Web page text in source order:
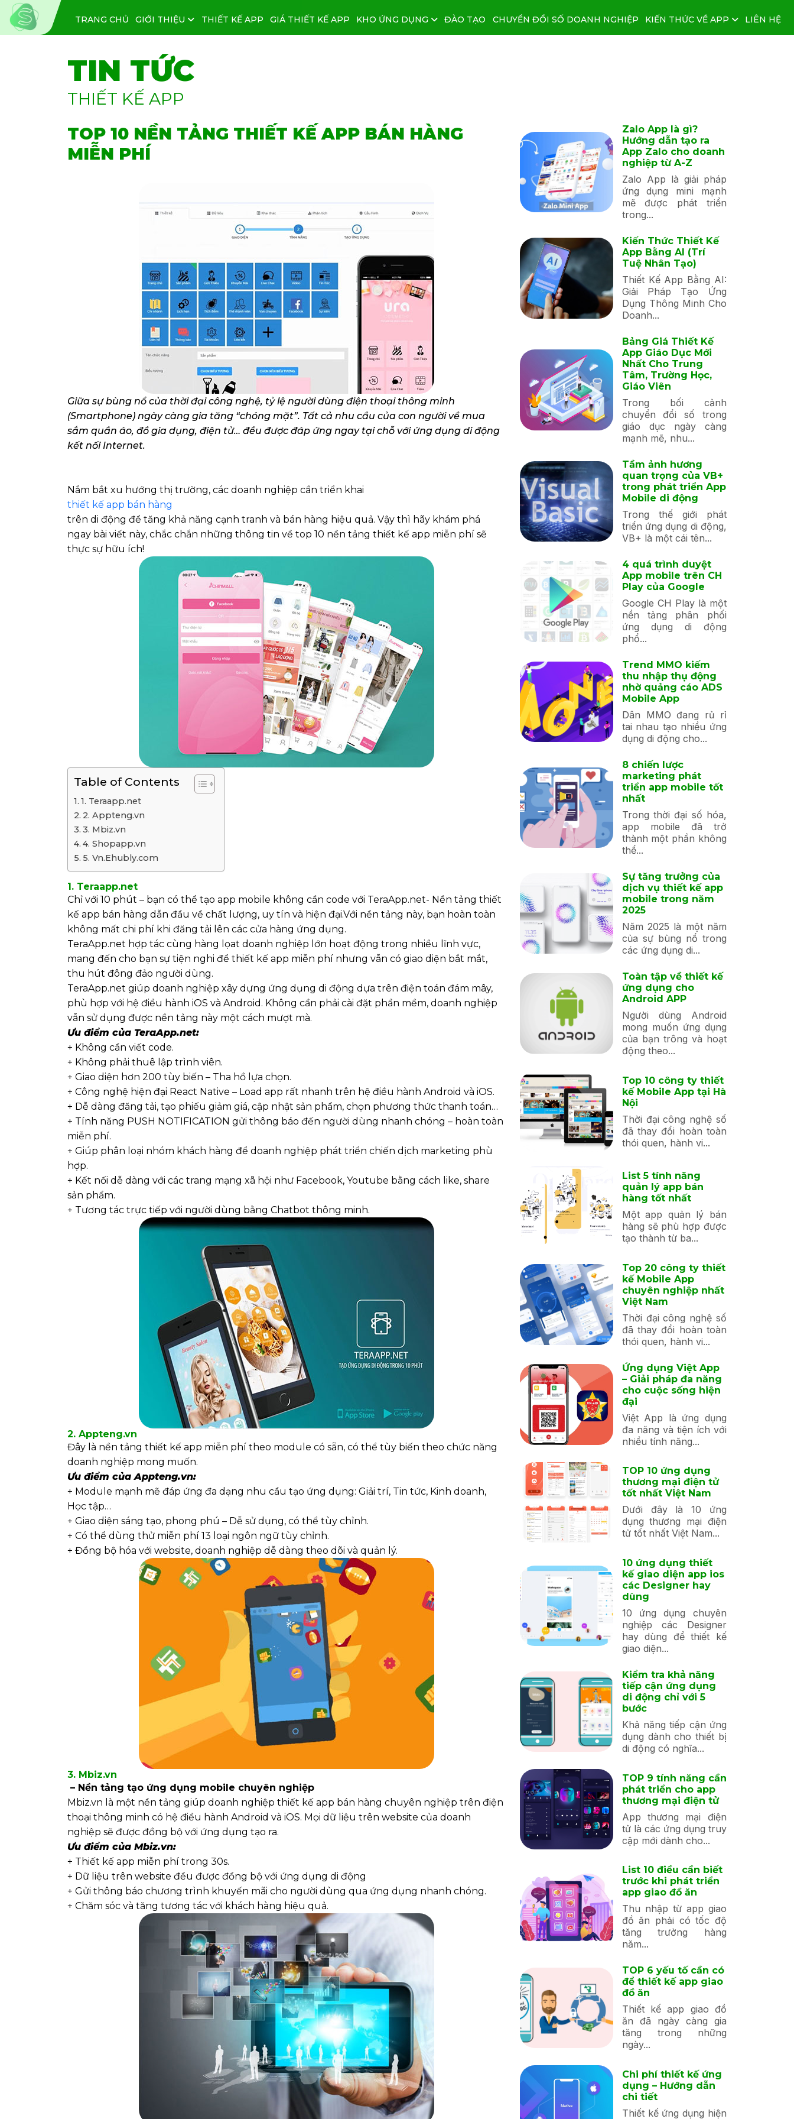
TRANG CHỦ GIỚI THIỆU THIẾT KẾ APP GIÁ THIẾT KẾ APP KHO ỨNG DỤNG ĐÀO TẠO CHUYỂN ĐỔI SỐ DOANH NGHIỆP KIẾN THỨC VỀ APP LIÊN HỆ
TIN TỨC
THIẾT KẾ APP
TOP 10 NỀN TẢNG THIẾT KẾ APP BÁN HÀNG
MIỄN PHÍ
Giữa sự bùng nổ của thời đại công nghệ, tỷ lệ người dùng điện thoại thông minh
(Smartphone) ngày càng gia tăng “chóng mặt”. Tất cả nhu cầu của con người về mua
sắm quần áo, đồ gia dụng, điện tử… đều được đáp ứng ngay tại chỗ với ứng dụng di động
kết nối Internet.
Nắm bắt xu hướng thị trường, các doanh nghiệp cần triển khai
thiết kế app bán hàng
trên di động để tăng khả năng cạnh tranh và bán hàng hiệu quả. Vậy thì hãy khám phá
ngay bài viết này, chắc chắn những thông tin về top 10 nền tảng thiết kế app miễn phí sẽ
thực sự hữu ích!
Table of Contents
1. Teraapp.net
2. Appteng.vn
3. Mbiz.vn
4. Shopapp.vn
5. Vn.Ehubly.com
1. Teraapp.net
Chỉ với 10 phút – bạn có thể tạo app mobile không cần code với TeraApp.net- Nền tảng thiết
kế app bán hàng dẫn đầu về chất lượng, uy tín và hiện đại.Với nền tảng này, bạn hoàn toàn
không mất chi phí khi đăng tải lên các cửa hàng ứng dụng.
TeraApp.net hợp tác cùng hàng lọat doanh nghiệp lớn hoạt động trong nhiều lĩnh vực,
mang đến cho bạn sự tiện nghi để thiết kế app miễn phí nhưng vẫn có giao diện bắt mắt,
thu hút đông đảo người dùng.
TeraApp.net giúp doanh nghiệp xây dựng ứng dụng di động dựa trên điện toán đám mây,
phù hợp với hệ điều hành iOS và Android. Không cần phải cài đặt phần mềm, doanh nghiệp
vẫn sử dụng được nền tảng này một cách mượt mà.
Ưu điểm của TeraApp.net:
+ Không cần viết code.
+ Không phải thuê lập trình viên.
+ Giao diện hơn 200 tùy biến – Tha hồ lựa chọn.
+ Công nghệ hiện đại React Native – Load app rất nhanh trên hệ điều hành Android và iOS.
+ Dễ dàng đăng tải, tạo phiếu giảm giá, cập nhật sản phẩm, chọn phương thức thanh toán…
+ Tính năng PUSH NOTIFICATION gửi thông báo đến người dùng nhanh chóng – hoàn toàn
miễn phí.
+ Giúp phân loại nhóm khách hàng để doanh nghiệp phát triển chiến dịch marketing phù
hợp.
+ Kết nối dễ dàng với các trang mạng xã hội như Facebook, Youtube bằng cách like, share
sản phẩm.
+ Tương tác trực tiếp với người dùng bằng Chatbot thông minh.
2. Appteng.vn
Đây là nền tảng thiết kế app miễn phí theo module có sẵn, có thể tùy biến theo chức năng
doanh nghiệp mong muốn.
Ưu điểm của Appteng.vn:
+ Module mạnh mẽ đáp ứng đa dạng nhu cầu tạo ứng dụng: Giải trí, Tin tức, Kinh doanh,
Học tập…
+ Giao diện sáng tạo, phong phú – Dễ sử dụng, có thể tùy chỉnh.
+ Có thể dùng thử miễn phí 13 loại ngôn ngữ tùy chỉnh.
+ Đồng bộ hóa với website, doanh nghiệp dễ dàng theo dõi và quản lý.
3. Mbiz.vn
– Nền tảng tạo ứng dụng mobile chuyên nghiệp
Mbiz.vn là một nền tảng giúp doanh nghiệp thiết kế app bán hàng chuyên nghiệp trên điện
thoại thông minh có hệ điều hành Android và iOS. Mọi dữ liệu trên website của doanh
nghiệp sẽ được đồng bộ với ứng dụng tạo ra.
Ưu điểm của Mbiz.vn:
+ Thiết kế app miễn phí trong 30s.
+ Dữ liệu trên website đều được đồng bộ với ứng dụng di động
+ Gửi thông báo chương trình khuyến mãi cho người dùng qua ứng dụng nhanh chóng.
+ Chăm sóc và tăng tương tác với khách hàng hiệu quả.
Zalo App là gì?
Hướng dẫn tạo ra
App Zalo cho doanh
nghiệp từ A-Z
Zalo App là giải pháp
ứng dụng mini mạnh
mẽ được phát triển
trong...
Kiến Thức Thiết Kế
App Bằng AI (Trí
Tuệ Nhân Tạo)
Thiết Kế App Bằng AI:
Giải Pháp Tạo Ứng
Dụng Thông Minh Cho
Doanh...
Bảng Giá Thiết Kế
App Giáo Dục Mới
Nhất Cho Trung
Tâm, Trường Học,
Giáo Viên
Trong bối cảnh
chuyển đổi số trong
giáo dục ngày càng
mạnh mẽ, nhu...
Tầm ảnh hương
quan trọng của VB+
trong phát triển App
Mobile di động
Trong thế giới phát
triển ứng dụng di động,
VB+ là một cái tên...
4 quá trình duyệt
App mobile trên CH
Play của Google
Google CH Play là một
nền tảng phân phối
ứng dụng di động
phổ...
Trend MMO kiếm
thu nhập thụ động
nhờ quảng cáo ADS
Mobile App
Dân MMO đang rủ rỉ
tai nhau tạo nhiều ứng
dụng di động cho...
8 chiến lược
marketing phát
triển app mobile tốt
nhất
Trong thời đại số hóa,
app mobile đã trở
thành một phần không
thể...
Sự tăng trưởng của
dịch vụ thiết kế app
mobile trong năm
2025
Năm 2025 là một năm
của sự bùng nổ trong
các ứng dụng di...
Toàn tập về thiết kế
ứng dụng cho
Android APP
Người dùng Android
mong muốn ứng dụng
của bạn trông và hoạt
động theo...
Top 10 công ty thiết
kế Mobile App tại Hà
Nội
Thời đại công nghệ số
đã thay đổi hoàn toàn
thói quen, hành vi...
List 5 tính năng
quản lý app bán
hàng tốt nhất
Một app quản lý bán
hàng sẽ phù hợp được
tạo thành từ ba...
Top 20 công ty thiết
kế Mobile App
chuyên nghiệp nhất
Việt Nam
Thời đại công nghệ số
đã thay đổi hoàn toàn
thói quen, hành vi...
Ứng dụng Việt App
– Giải pháp đa năng
cho cuộc sống hiện
đại
Việt App là ứng dụng
đa năng và tiện ích với
nhiều tính năng...
TOP 10 ứng dụng
thương mại điện tử
tốt nhất Việt Nam
Dưới đây là 10 ứng
dụng thương mại điện
tử tốt nhất Việt Nam...
10 ứng dụng thiết
kế giao diện app ios
các Designer hay
dùng
10 ứng dụng chuyên
nghiệp các Designer
hay dùng để thiết kế
giao diện...
Kiểm tra khả năng
tiếp cận ứng dụng
di động chỉ với 5
bước
Khả năng tiếp cận ứng
dụng dành cho thiết bị
di động có nghĩa...
TOP 9 tính năng cần
phát triển cho app
thương mại điện tử
App thương mại điện
tử là các ứng dụng truy
cập mới dành cho...
List 10 điều cần biết
trước khi phát triển
app giao đồ ăn
Thu nhập từ app giao
đồ ăn phải có tốc độ
tăng trưởng hàng
năm...
TOP 6 yếu tố cần có
để thiết kế app giao
đồ ăn
Thiết kế app giao đồ
ăn đã ngày càng gia
tăng trong những
ngày...
Chi phí thiết kế ứng
dụng – Hướng dẫn
chi tiết
Thiết kế ứng dụng hiện